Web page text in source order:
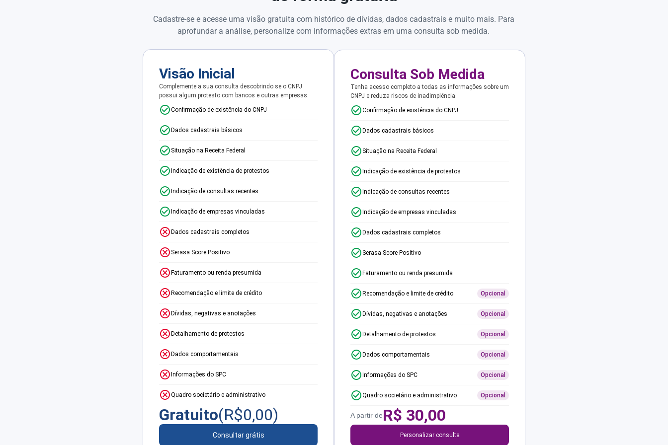
Cadastre-se e acesse uma visão gratuita com histórico de dívidas, dados cadastrais e muito mais. Para
aprofundar a análise, personalize com informações extras em uma consulta sob medida.
Visão Inicial
Complemente a sua consulta descobrindo se o CNPJ
possui algum protesto com bancos e outras empresas.
Confirmação de existência do CNPJ
Dados cadastrais básicos
Situação na Receita Federal
Indicação de existência de protestos
Indicação de consultas recentes
Indicação de empresas vinculadas
Dados cadastrais completos
Serasa Score Positivo
Faturamento ou renda presumida
Recomendação e limite de crédito
Dívidas, negativas e anotações
Detalhamento de protestos
Dados comportamentais
Informações do SPC
Quadro societário e administrativo
Gratuito(R$0,00)
Consultar grátis
Consulta Sob Medida
Tenha acesso completo a todas as informações sobre um
CNPJ e reduza riscos de inadimplência.
Confirmação de existência do CNPJ
Dados cadastrais básicos
Situação na Receita Federal
Indicação de existência de protestos
Indicação de consultas recentes
Indicação de empresas vinculadas
Dados cadastrais completos
Serasa Score Positivo
Faturamento ou renda presumida
Recomendação e limite de crédito Opcional
Dívidas, negativas e anotações Opcional
Detalhamento de protestos Opcional
Dados comportamentais Opcional
Informações do SPC Opcional
Quadro societário e administrativo Opcional
A partir deR$ 30,00
Personalizar consulta